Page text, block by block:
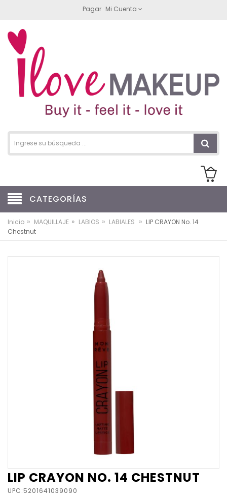
Pagar Mi Cuenta
CATEGORÍAS
Inicio » MAQUILLAJE » LABIOS » LABIALES » LIP CRAYON No. 14
Chestnut
LIP CRAYON NO. 14 CHESTNUT
UPC:5201641039090